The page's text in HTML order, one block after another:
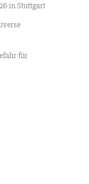
in Stuttgart
für